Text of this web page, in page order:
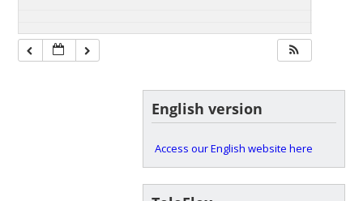
English version
Access our English website here